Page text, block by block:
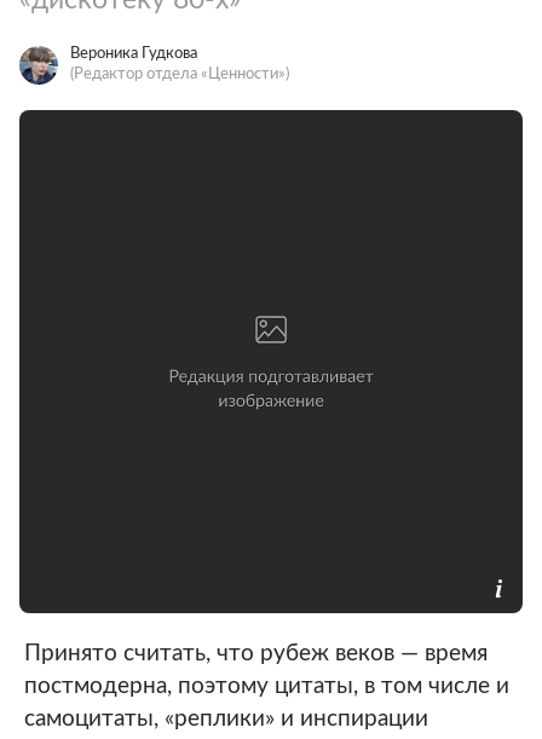
Вероника Гудкова
(Редактор отдела «Ценности»)
Принято считать, что рубеж веков — время
постмодерна, поэтому цитаты, в том числе и
самоцитаты, «реплики» и инспирации